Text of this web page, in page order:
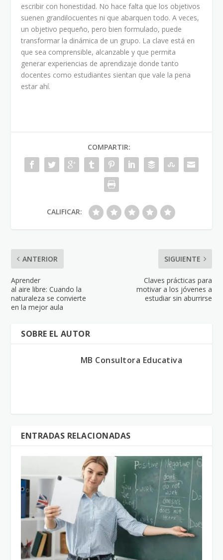
escribir con honestidad. No hace falta que los objetivos
suenen grandilocuentes ni que abarquen todo. A veces,
un objetivo pequeño, pero bien formulado, puede
transformar la dinámica de un grupo. La clave está en
que sea comprensible, alcanzable y que permita
generar experiencias de aprendizaje donde tanto
docentes como estudiantes sientan que vale la pena
estar ahí.
COMPARTIR:
CALIFICAR:
ANTERIOR
Aprender
al aire libre: Cuando la
naturaleza se convierte
en la mejor aula
SIGUIENTE
Claves prácticas para
motivar a los jóvenes a
estudiar sin aburrirse
SOBRE EL AUTOR
MB Consultora Educativa
ENTRADAS RELACIONADAS